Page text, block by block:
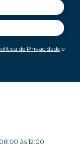
de Privacidadee
às 12:00